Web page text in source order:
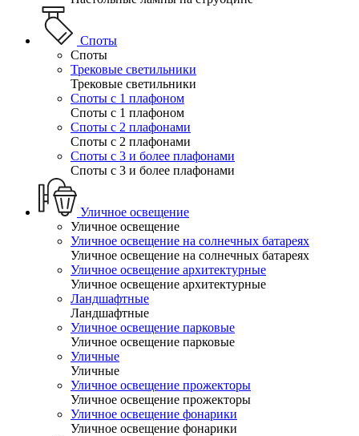
Споты
Споты
Трековые светильники
Трековые светильники
Споты с 1 плафоном
Споты с 1 плафоном
Споты с 2 плафонами
Споты с 2 плафонами
Споты с 3 и более плафонами
Споты с 3 и более плафонами
Уличное освещение
Уличное освещение
Уличное освещение на солнечных батареях
Уличное освещение на солнечных батареях
Уличное освещение архитектурные
Уличное освещение архитектурные
Ландшафтные
Ландшафтные
Уличное освещение парковые
Уличное освещение парковые
Уличные
Уличные
Уличное освещение прожекторы
Уличное освещение прожекторы
Уличное освещение фонарики
Уличное освещение фонарики